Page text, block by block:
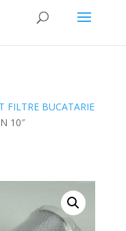
FILTRE BUCATARIE
10″